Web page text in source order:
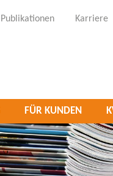
Publikationen Karriere
FÜR KUNDEN